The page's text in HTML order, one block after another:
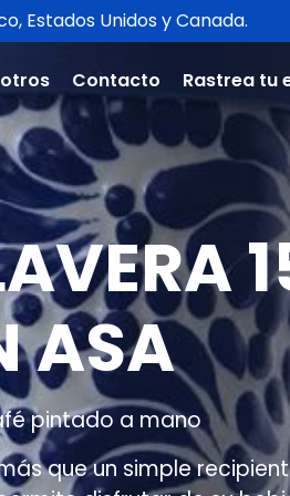
Estados Unidos y Canada.
Contacto Rastrea tu
ASA
pintado a mano
que un simple